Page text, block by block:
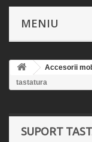
MENIU
Accesorii
tastatura
SUPORT